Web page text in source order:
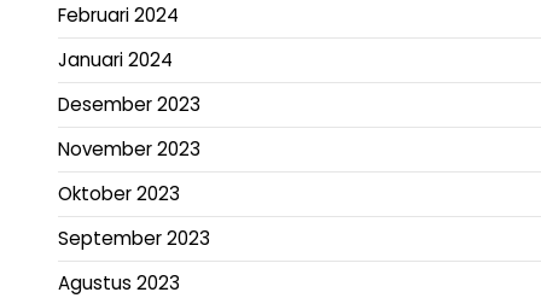
Februari 2024
Januari 2024
Desember 2023
November 2023
Oktober 2023
September 2023
Agustus 2023